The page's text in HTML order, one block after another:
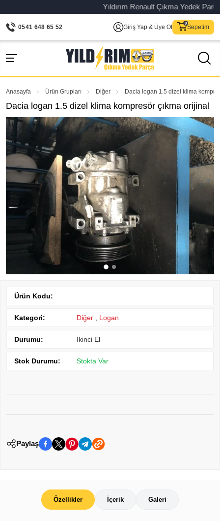
Yıldırım Renault Çıkma Yedek
0541 648 65 52 Giriş Yap & Üye Ol Sepetim
Anasayfa Ürün Grupları Diğer Dacia logan 1.5 dizel klima
Dacia logan 1.5 dizel klima kompresör çıkma orijinal
Ürün Kodu:
Kategori: Diğer Logan
Durumu: İkinci El
Stok Durumu: Stokta Var
Paylaş
Özellikler İçerik Galeri